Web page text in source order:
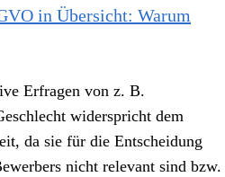
in Übersicht: Warum
Erfragen von z. B.
widerspricht dem
da sie für die Entscheidung
nicht relevant sind bzw.